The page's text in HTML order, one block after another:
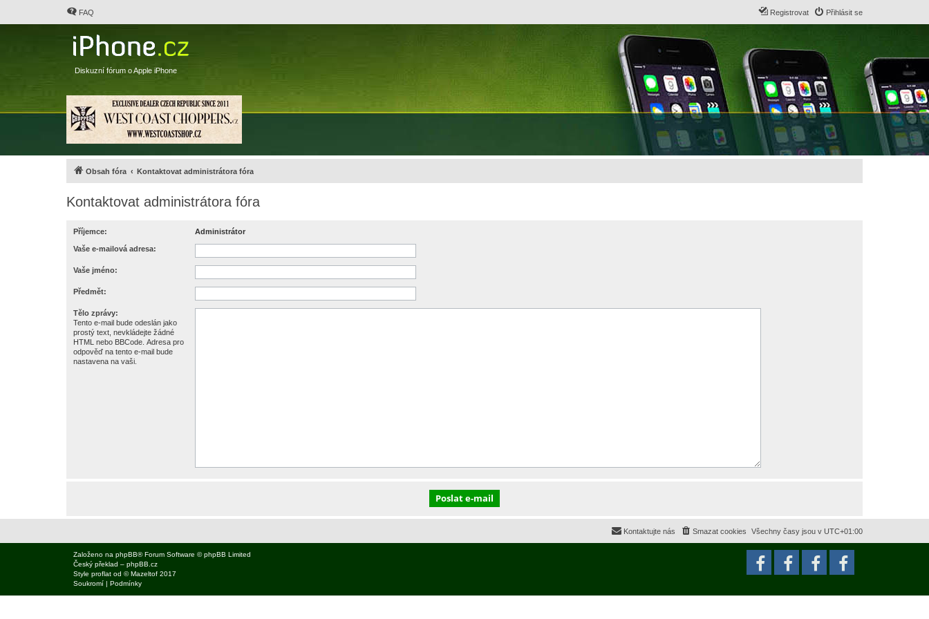
FAQ Přihlásit se
Registrovat
Diskuzní fórum o Apple iPhone
Obsah fóra Kontaktovat administrátora fóra
Kontaktovat administrátora fóra
Příjemce: Administrátor
Vaše e-mailová adresa:
Vaše jméno:
Předmět:
Tělo zprávy:
Tento e-mail bude odeslán jako
prostý text, nevkládejte žádné
HTML nebo BBCode. Adresa pro
odpověď na tento e-mail bude
nastavena na vaši.
Všechny časy jsou v UTC+01:00
Smazat cookies
Kontaktujte nás
Založeno na phpBB® Forum Software © phpBB Limited
Český překlad – phpBB.cz
Style proflat od ©Mazeltof 2017
Soukromí | Podmínky